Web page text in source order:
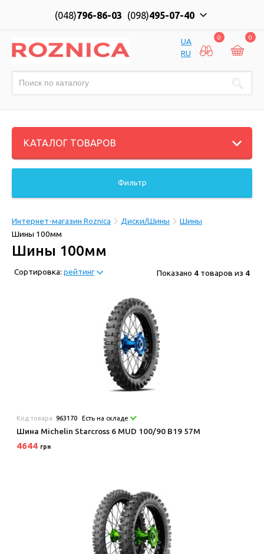
(048)796-86-03 (098)495-07-40
UA
RU
0 0
КАТАЛОГ ТОВАРОВ
Фильтр
Интернет-магазин Roznica Диски/Шины
Шины
Шины 100мм
Шины 100мм
Сортировка: рейтинг Показано 4 товаров из 4
Код товара:963170 Есть на складе
Шина Michelin Starcross 6 MUD 100/90 B19 57M
4644 грн